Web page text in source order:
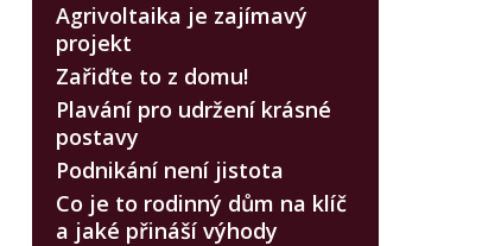
Agrivoltaika je zajímavý
projekt
Zařiďte to z domu!
Plavání pro udržení krásné
postavy
Podnikání není jistota
Co je to rodinný dům na klíč
a jaké přináší výhody